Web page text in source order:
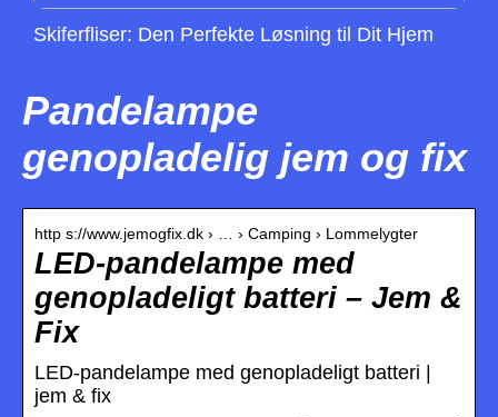
Skiferfliser: Den Perfekte Løsning til Dit Hjem
Pandelampe
genopladelig jem og fix
http s://www.jemogfix.dk › … › Camping › Lommelygter
LED-pandelampe med
genopladeligt batteri – Jem &
Fix
LED-pandelampe med genopladeligt batteri |
jem & fix